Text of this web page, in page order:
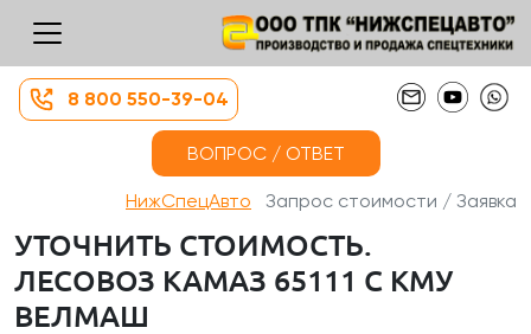
8 800 550-39-04
ВОПРОС / ОТВЕТ
НижСпецАвто Запрос стоимости / Заявка
УТОЧНИТЬ СТОИМОСТЬ.
ЛЕСОВОЗ КАМАЗ 65111 С КМУ
ВЕЛМАШ